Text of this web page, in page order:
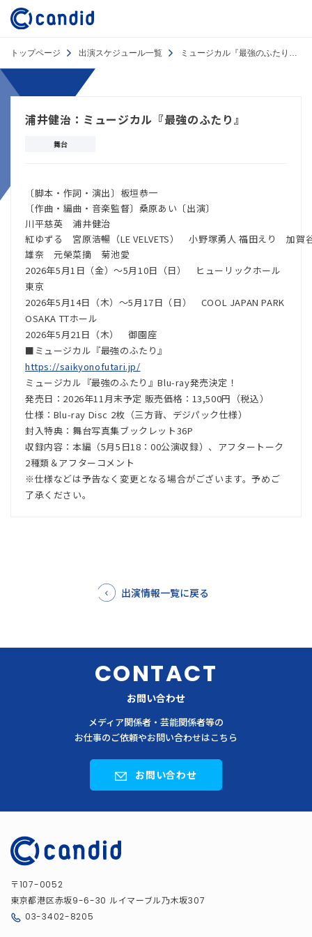
トップページ 出演スケジュール一覧 ミュージカル『最強のふたり』
浦井健治：ミュージカル『最強のふたり』
舞台
〔脚本・作詞・演出〕板垣恭一
〔作曲・編曲・音楽監督〕桑原あい〔出演〕
川平慈英 浦井健治
紅ゆずる 宮原浩暢（LE VELVETS） 小野塚勇人 福田えり 加
雄奈 元榮菜摘 菊池愛
2026年5月1日（金）～5月10日（日） ヒューリックホール
東京
2026年5月14日（木）～5月17日（日） COOL JAPAN PARK
OSAKA TTホール
2026年5月21日（木） 御園座
■ミュージカル『最強のふたり』
https://saikyonofutari.jp/
ミュージカル『最強のふたり』Blu-ray発売決定！
発売日：2026年11月末予定 販売価格：13,500円（税込）
仕様：Blu-ray Disc 2枚（三方背、デジパック仕様）
封入特典：舞台写真集ブックレット36P
収録内容：本編（5月5日18：00公演収録）、アフタートーク
2種類＆アフターコメント
※仕様などは予告なく変更となる場合がございます。予めご
了承ください。
出演情報一覧に戻る
CONTACT
お問い合わせ
メディア関係者・芸能関係者等の
お仕事のご依頼やお問い合わせはこちら
お問い合わせ
〒107-0052
東京都港区赤坂9-6-30 ルイマーブル乃木坂307
03-3402-8205